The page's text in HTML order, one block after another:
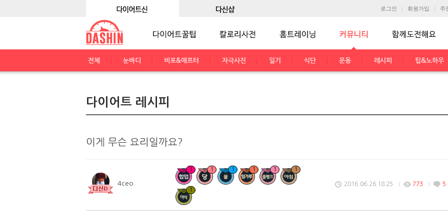
로그인 회원가입 주
전체 눈바디 비포&애프터 자극사진 일기 식단 운동 레시피 팁&노하우
다이어트 레시피
이게 무슨 요리일까요?
4ceo
1 1 1 1 1 1
1
2016.06.26 18:25 773 5